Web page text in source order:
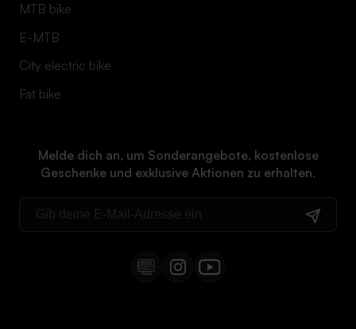
MTB bike
E-MTB
City electric bike
Fat bike
Melde dich an, um Sonderangebote, kostenlose
Geschenke und exklusive Aktionen zu erhalten.